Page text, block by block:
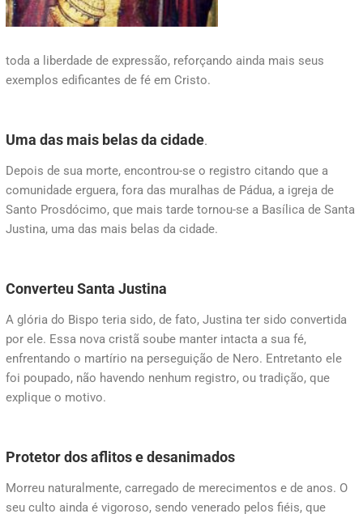
toda a liberdade de expressão, reforçando ainda mais seus
exemplos edificantes de fé em Cristo.
Uma das mais belas da cidade.
Depois de sua morte, encontrou-se o registro citando que a
comunidade erguera, fora das muralhas de Pádua, a igreja de
Santo Prosdócimo, que mais tarde tornou-se a Basílica de Santa
Justina, uma das mais belas da cidade.
Converteu Santa Justina
A glória do Bispo teria sido, de fato, Justina ter sido convertida
por ele. Essa nova cristã soube manter intacta a sua fé,
enfrentando o martírio na perseguição de Nero. Entretanto ele
foi poupado, não havendo nenhum registro, ou tradição, que
explique o motivo.
Protetor dos aflitos e desanimados
Morreu naturalmente, carregado de merecimentos e de anos. O
seu culto ainda é vigoroso, sendo venerado pelos fiéis, que